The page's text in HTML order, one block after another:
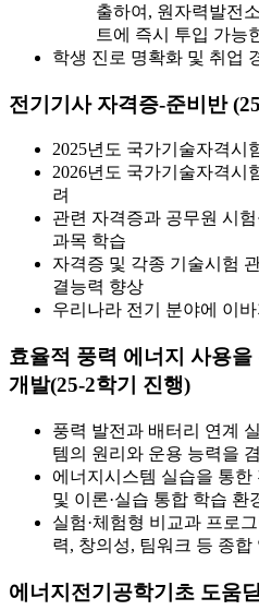
출하여, 원자력발전
트에 즉시 투입 가능
학생 진로 명확화 및 취업
전기기사 자격증-준비반
2025년도 국가기술자격시
2026년도 국가기술자격시
려
관련 자격증과 공무원 시
과목 학습
자격증 및 각종 기술시험
결능력 향상
우리나라 전기 분야에 이
효율적 풍력 에너지 사용
개발(25-2학기 진행)
풍력 발전과 배터리 연계
템의 원리와 운용 능력을
에너지시스템 실습을 통
및 이론·실습 통합 학습 환
실험·체험형 비교과 프로
력, 창의성, 팀워크 등 종합
에너지전기공학기초 도움